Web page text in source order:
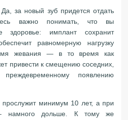
за новый зуб придется отдать
важно понимать, что вы
здоровье: имплант сохранит
равномерную нагрузку
жевания — в то время как
привести к смещению соседних,
появлению
прослужит минимум 10 лет, а при
намного дольше. К тому же